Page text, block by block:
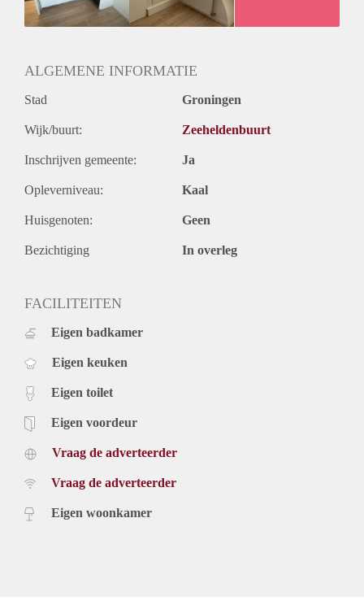
ALGEMENE INFORMATIE
Stad Groningen
Wijk/buurt: Zeeheldenbuurt
Inschrijven gemeente: Ja
Opleverniveau: Kaal
Huisgenoten: Geen
Bezichtiging In overleg
FACILITEITEN
Eigen badkamer
Eigen keuken
Eigen toilet
Eigen voordeur
Vraag de adverteerder
Vraag de adverteerder
Eigen woonkamer